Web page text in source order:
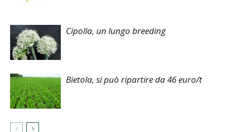
Cipolla, un lungo breeding
Bietola, si può ripartire da 46 euro/t